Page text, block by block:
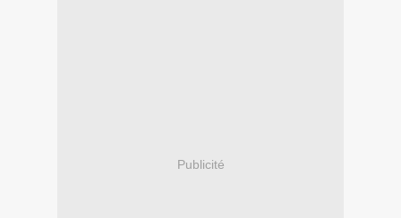
Publicité